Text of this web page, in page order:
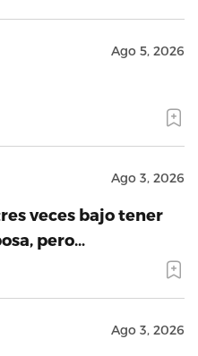
Ago 5, 2026
Ago 3, 2026
veces bajo tener
pero…
Ago 3, 2026